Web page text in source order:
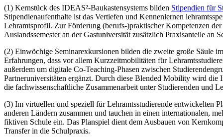
(1) Kernstück des IDEAS²-Baukastensystems bilden Stipendien für
Stipendienaufenthalte ist das Vertiefen und Kennenlernen
Lehramtsprofil. Zur Förderung (berufs-)praktischer Kompetenzen
Auslandssemester an der Gastuniversität zusätzlich Praxisanteile an
(2) Einwöchige Seminarexkursionen bilden die zweite große Säule
Erfahrungen, dass vor allem Kurzzeitmobilitäten für
außerdem um digitale Co-Teaching-Phasen zwischen
Partneruniversitäten ergänzt. Durch diese Blended Mobility wird die
die fachwissenschaftliche Zusammenarbeit unter Studierenden und
(3) Im virtuellen und speziell für Lehramtsstudierende entwickelten
anderen Ländern zusammen und tauchen in einen internationalen,
fiktiven Schule ein. Das Planspiel dient dem Ausbauen von
Transfer in die Schulpraxis.